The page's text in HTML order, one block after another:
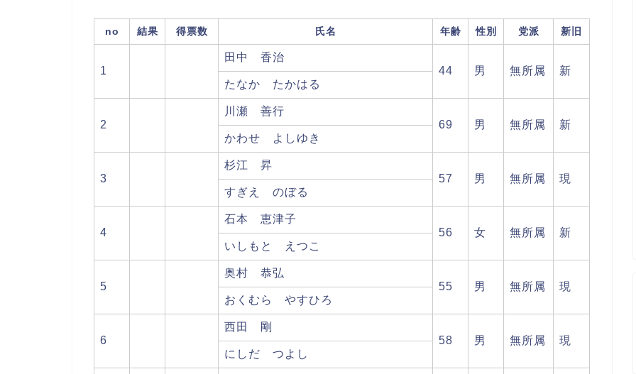
no 結果 得票数 氏名 年齢 性別 党派 新旧
1
田中 香治
44
男 無所属
新
たなか たかはる
2
川瀬 善行
69
男 無所属
新
かわせ よしゆき
3
杉江 昇
57
男 無所属
現
すぎえ のぼる
4
石本 恵津子
56
女 無所属
新
いしもと えつこ
5
奥村 恭弘
55
男 無所属
現
おくむら やすひろ
6
西田 剛
58
男 無所属
現
にしだ つよし